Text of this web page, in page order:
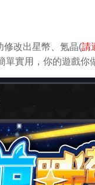
修改出星幣、氪晶(請
實用，你的遊戲你